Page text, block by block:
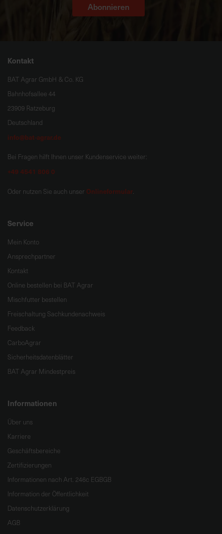
Abonnieren
Kontakt
BAT Agrar GmbH & Co. KG
Bahnhofsallee 44
23909 Ratzeburg
Deutschland
info@bat-agrar.de
Bei Fragen hilft Ihnen unser Kundenservice weiter:
+49 4541 806 0
Oder nutzen Sie auch unser Onlineformular.
Service
Mein Konto
Ansprechpartner
Kontakt
Online bestellen bei BAT Agrar
Mischfutter bestellen
Freischaltung Sachkundenachweis
Feedback
CarboAgrar
Sicherheitsdatenblätter
BAT Agrar Mindestpreis
Informationen
Über uns
Karriere
Geschäftsbereiche
Zertifizierungen
Informationen nach Art. 246c EGBGB
Information der Öffentlichkeit
Datenschutzerklärung
AGB